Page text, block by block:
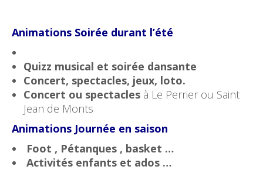
Animations Soirée durant l’été
Quizz musical et soirée dansante
Concert, spectacles, jeux, loto.
Concert ou spectacles à Le Perrier ou Saint
Jean de Monts
Animations Journée en saison
Foot , Pétanques , basket …
Activités enfants et ados …